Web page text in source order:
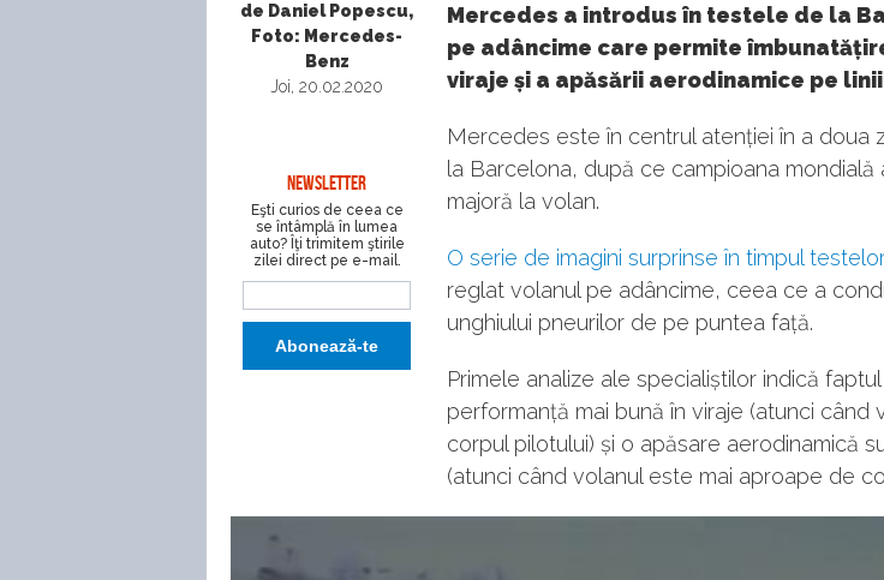
de Daniel Popescu,
Foto: Mercedes-
Benz
Joi, 20.02.2020
NEWSLETTER
Eşti curios de ceea ce
se întâmplă în lumea
auto? Îţi trimitem ştirile
zilei direct pe e-mail.
Mercedes a introdus în testele de la
pe adâncime care permite
viraje și a apăsării aerodinamice pe
Mercedes este în centrul atenției în a doua
la Barcelona, după ce campioana
majoră la volan.
O serie de imagini surprinse în timpul
reglat volanul pe adâncime, ceea ce a
unghiului pneurilor de pe puntea față.
Primele analize ale specialiștilor indică
performanță mai bună în viraje (atunci
corpul pilotului) și o apăsare aerodinamică
(atunci când volanul este mai aproape de